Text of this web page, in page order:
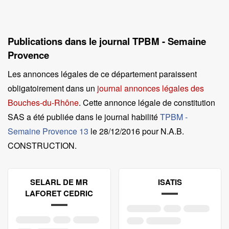
Publications dans le journal TPBM - Semaine
Provence
Les annonces légales de ce département paraissent
obligatoirement dans un journal annonces légales des
Bouches-du-Rhône. Cette annonce légale de constitution
SAS a été publiée dans le journal habilitéTPBM -
Semaine Provence 13 le28/12/2016 pour N.A.B.
CONSTRUCTION.
SELARL DE MR
LAFORET CEDRIC
ISATIS